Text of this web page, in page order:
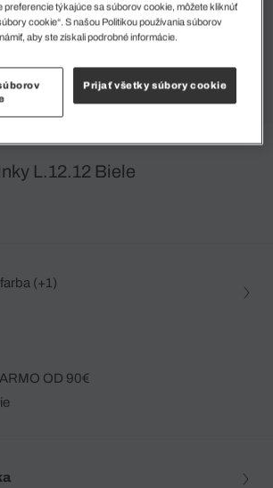
L.12.12 Biele
(+1)
OD 90€
týkajúce sa súborov cookie, môžete kliknúť
cookie“. S našou Politikou používania súborov
aby ste získali podrobné informácie.
Prijať všetky súbory cookie